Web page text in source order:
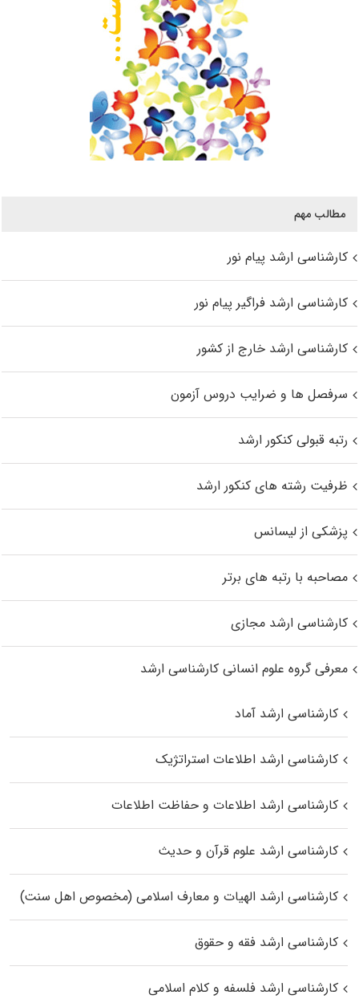
مطالب مهم
کارشناسی ارشد پیام نور
کارشناسی ارشد فراگیر پیام نور
کارشناسی ارشد خارج از کشور
سرفصل ها و ضرایب دروس آزمون
رتبه قبولی کنکور ارشد
ظرفیت رشته های کنکور ارشد
پزشکی از لیسانس
مصاحبه با رتبه های برتر
کارشناسی ارشد مجازی
معرفی گروه علوم انسانی کارشناسی ارشد
کارشناسی ارشد آماد
کارشناسی ارشد اطلاعات استراتژیک
کارشناسی ارشد اطلاعات و حفاظت اطلاعات
کارشناسی ارشد علوم قرآن و حدیث
کارشناسی ارشد الهیات و معارف اسلامی (مخصوص اهل سنت)
کارشناسی ارشد فقه و حقوق
کارشناسی ارشد فلسفه و کلام اسلامی